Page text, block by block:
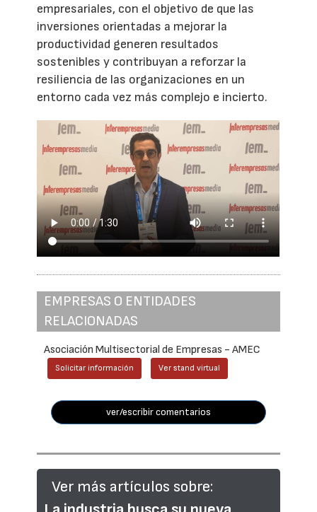
empresariales, con el objetivo de que las
inversiones orientadas a mejorar la
productividad generen resultados
sostenibles y contribuyan a reforzar la
resiliencia de las organizaciones en un
entorno cada vez más complejo e incierto.
EMPRESAS O ENTIDADES
RELACIONADAS
Asociación Multisectorial de Empresas - AMEC
Solicitar información Ver stand virtual
ver/escribir comentarios
Ver más artículos sobre: